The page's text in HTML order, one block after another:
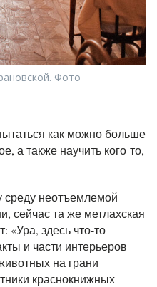
Фото
как можно больше
а также научить кого-то,
среду неотъемлемой
сейчас та же метлахская
«Ура, здесь что-то
и части интерьеров
на грани
краснокнижных